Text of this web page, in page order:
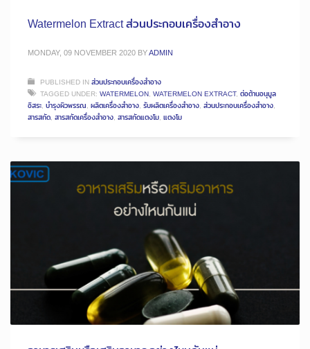
Watermelon Extract ส่วนประกอบเครื่องสำอาง
MONDAY, 09 NOVEMBER 2020 BYADMIN
PUBLISHED INส่วนประกอบเครื่องสำอาง
TAGGED UNDER: WATERMELON, WATERMELON EXTRACT, ต่อต้านอนุมูล
อิสระ, บำรุงผิวพรรณ, ผลิตเครื่องสำอาง, รับผลิตเครื่องสำอาง, ส่วนประกอบเครื่องสำอาง,
สารสกัด, สารสกัดเครื่องสำอาง, สารสกัดแตงโม, แตงโม